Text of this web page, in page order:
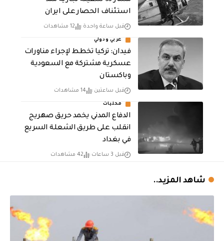
استئناف الحصار على ايران
قبل ساعة واحدة 12 مشاهدات
عربي ودولي
فيدان: تركيا تخطط لإجراء مناورات
عسكرية مشتركة مع السعودية
وباكستان
قبل ساعتين 14 مشاهدات
محليات
الدفاع المدني يخمد حريق صهريج
انقلب على طريق الشعلة السريع
في بغداد
قبل 3 ساعات 42 مشاهدات
شاهد المزيد..